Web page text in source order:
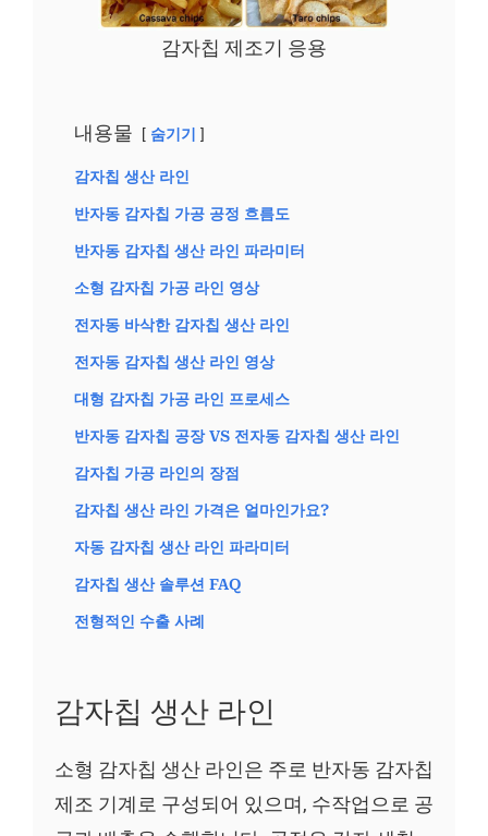
감자칩 제조기 응용
내용물 숨기기
감자칩 생산 라인
반자동 감자칩 가공 공정 흐름도
반자동 감자칩 생산 라인 파라미터
소형 감자칩 가공 라인 영상
전자동 바삭한 감자칩 생산 라인
전자동 감자칩 생산 라인 영상
대형 감자칩 가공 라인 프로세스
반자동 감자칩 공장 VS 전자동 감자칩 생산 라인
감자칩 가공 라인의 장점
감자칩 생산 라인 가격은 얼마인가요?
자동 감자칩 생산 라인 파라미터
감자칩 생산 솔루션 FAQ
전형적인 수출 사례
감자칩 생산 라인
소형 감자칩 생산 라인은 주로 반자동 감자칩
제조 기계로 구성되어 있으며, 수작업으로 공